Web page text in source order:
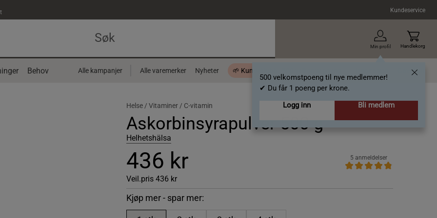
Kundeservice
Min profil
500 velkomstpoeng til nye medlemmer!
✔ Du får 1 poeng per krone.
Logg inn
Bli medlem
Handlekorg
Behov Alle kampanjer Alle varemerker Nyheter 🌱 Kundeklubb - 500 velkomstpoeng Gavekort
Helse / Vitaminer / C-vitamin
Askorbinsyrapulver 500 g
Helhetshälsa
436 kr
Veil.pris 436 kr
5 anmeldelser
Kjøp mer - spar mer: